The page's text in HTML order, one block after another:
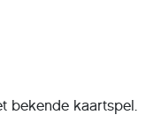
bekende kaartspel.